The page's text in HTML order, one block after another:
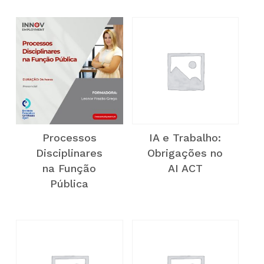
Processos
Disciplinares
na Função
Pública
IA e Trabalho:
Obrigações no
AI ACT